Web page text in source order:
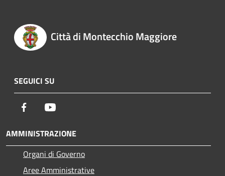
Città di Montecchio Maggiore
SEGUICI SU
Facebook
AMMINISTRAZIONE
Organi di Governo
Aree Amministrative